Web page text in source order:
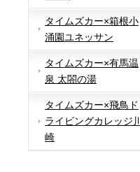
タイムズカー×箱根小
涌園ユネッサン
タイムズカー×有馬温
泉 太閤の湯
タイムズカー×飛鳥ド
ライビングカレッジ川
崎